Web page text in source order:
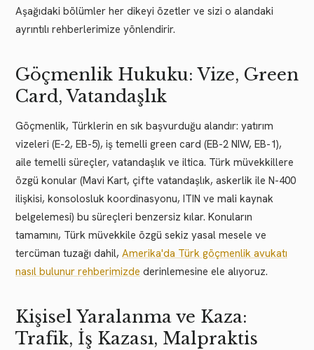
Aşağıdaki bölümler her dikeyi özetler ve sizi o alandaki
ayrıntılı rehberlerimize yönlendirir.
Göçmenlik Hukuku: Vize, Green
Card, Vatandaşlık
Göçmenlik, Türklerin en sık başvurduğu alandır: yatırım
vizeleri (E-2, EB-5), iş temelli green card (EB-2 NIW, EB-1),
aile temelli süreçler, vatandaşlık ve iltica. Türk müvekkillere
özgü konular (Mavi Kart, çifte vatandaşlık, askerlik ile N-400
ilişkisi, konsolosluk koordinasyonu, ITIN ve mali kaynak
belgelemesi) bu süreçleri benzersiz kılar. Konuların
tamamını, Türk müvekkile özgü sekiz yasal mesele ve
tercüman tuzağı dahil, Amerika'da Türk göçmenlik avukatı
nasıl bulunur rehberimizde derinlemesine ele alıyoruz.
Kişisel Yaralanma ve Kaza:
Trafik, İş Kazası, Malpraktis